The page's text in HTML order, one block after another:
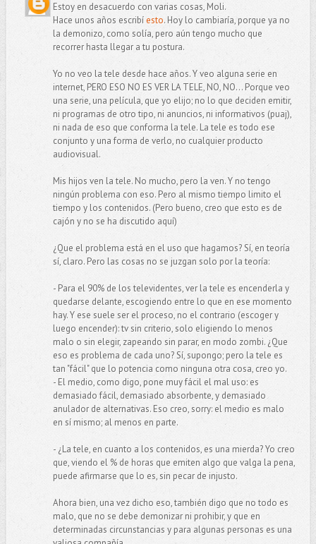
Estoy en desacuerdo con varias cosas, Moli.
Hace unos años escribíesto. Hoy lo cambiaría, porque ya no
la demonizo, como solía, pero aún tengo mucho que
recorrer hasta llegar a tu postura.
Yo no veo la tele desde hace años. Y veo alguna serie en
internet, PERO ESO NO ES VER LA TELE, NO, NO... Porque veo
una serie, una película, que yo elijo; no lo que deciden emitir,
ni programas de otro tipo, ni anuncios, ni informativos (puaj),
ni nada de eso que conforma la tele. La tele es todo ese
conjunto y una forma de verlo, no cualquier producto
audiovisual.
Mis hijos ven la tele. No mucho, pero la ven. Y no tengo
ningún problema con eso. Pero al mismo tiempo limito el
tiempo y los contenidos. (Pero bueno, creo que esto es de
cajón y no se ha discutido aquí)
¿Que el problema está en el uso que hagamos? Sí, en teoría
sí, claro. Pero las cosas no se juzgan solo por la teoría:
- Para el 90% de los televidentes, ver la tele es encenderla y
quedarse delante, escogiendo entre lo que en ese momento
hay. Y ese suele ser el proceso, no el contrario (escoger y
luego encender): tv sin criterio, solo eligiendo lo menos
malo o sin elegir, zapeando sin parar, en modo zombi. ¿Que
eso es problema de cada uno? Sí, supongo; pero la tele es
tan "fácil" que lo potencia como ninguna otra cosa, creo yo.
- El medio, como digo, pone muy fácil el mal uso: es
demasiado fácil, demasiado absorbente, y demasiado
anulador de alternativas. Eso creo, sorry: el medio es malo
en sí mismo; al menos en parte.
- ¿La tele, en cuanto a los contenidos, es una mierda? Yo creo
que, viendo el % de horas que emiten algo que valga la pena,
puede afirmarse que lo es, sin pecar de injusto.
Ahora bien, una vez dicho eso, también digo que no todo es
malo, que no se debe demonizar ni prohibir, y que en
determinadas circunstancias y para algunas personas es una